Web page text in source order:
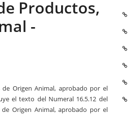
Productos,
-
de Origen Animal, aprobado por el
el texto del Numeral 16.5.12 del
de Origen Animal, aprobado por el